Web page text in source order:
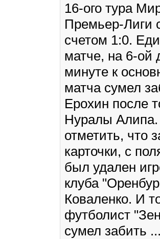
16-ого тура
Премьер-Лиги
счетом 1:0.
матче, на 6-ой
минуте к
матча сумел
Ерохин после
Нуралы Алипа.
отметить, что
карточки, с
был удален
клуба
Коваленко. И
футболист
сумел забить